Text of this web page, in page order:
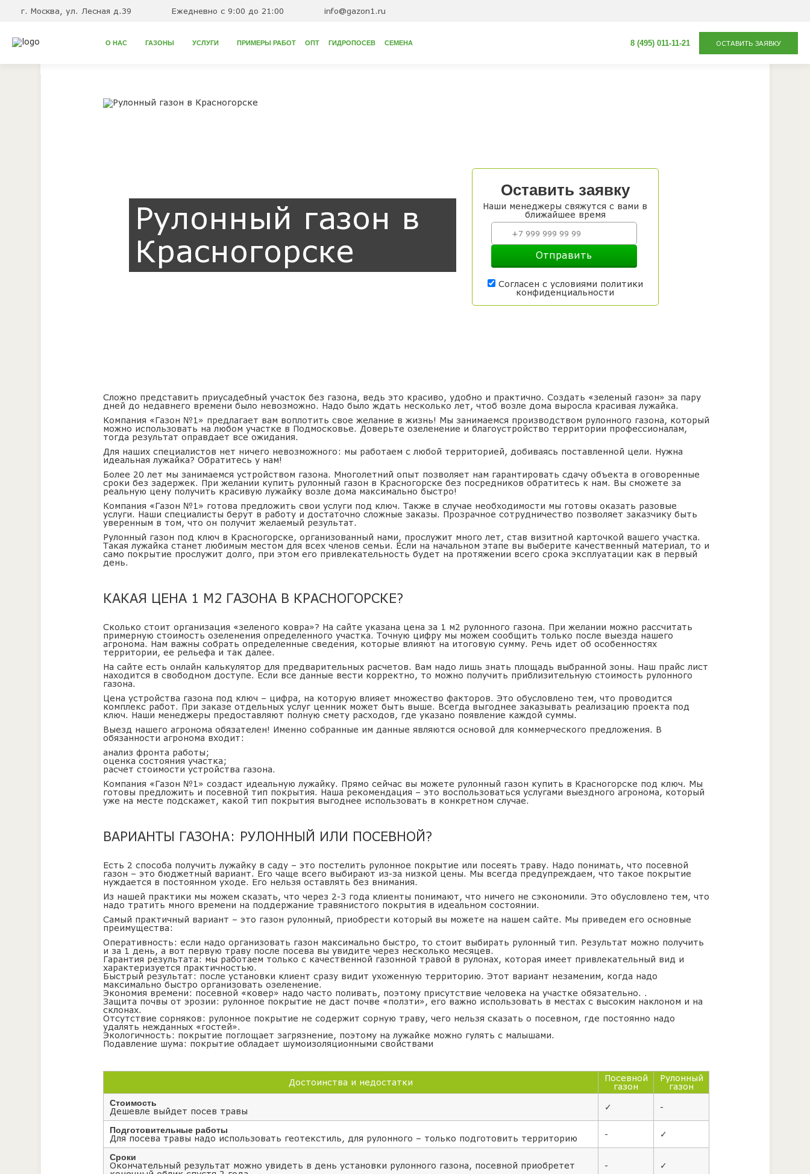
г. Москва, ул. Лесная д.39 Ежедневно с 9:00 до 21:00 info@gazon1.ru
О НАС ГАЗОНЫ УСЛУГИ ПРИМЕРЫ РАБОТ ОПТ ГИДРОПОСЕВ СЕМЕНА 8 (495) 011-11-21 ОСТАВИТЬ ЗАЯВКУ
Рулонный газон в
Красногорске
Оставить заявку
Наши менеджеры свяжутся с вами в
ближайшее время
Согласен с условиями политики
конфиденциальности
Сложно представить приусадебный участок без газона, ведь это красиво, удобно и практично. Создать «зеленый газон» за пару
дней до недавнего времени было невозможно. Надо было ждать несколько лет, чтоб возле дома выросла красивая лужайка.
Компания «Газон №1» предлагает вам воплотить свое желание в жизнь! Мы занимаемся производством рулонного газона, который
можно использовать на любом участке в Подмосковье. Доверьте озеленение и благоустройство территории профессионалам,
тогда результат оправдает все ожидания.
Для наших специалистов нет ничего невозможного: мы работаем с любой территорией, добиваясь поставленной цели. Нужна
идеальная лужайка? Обратитесь у нам!
Более 20 лет мы занимаемся устройством газона. Многолетний опыт позволяет нам гарантировать сдачу объекта в оговоренные
сроки без задержек. При желании купить рулонный газон в Красногорске без посредников обратитесь к нам. Вы сможете за
реальную цену получить красивую лужайку возле дома максимально быстро!
Компания «Газон №1» готова предложить свои услуги под ключ. Также в случае необходимости мы готовы оказать разовые
услуги. Наши специалисты берут в работу и достаточно сложные заказы. Прозрачное сотрудничество позволяет заказчику быть
уверенным в том, что он получит желаемый результат.
Рулонный газон под ключ в Красногорске, организованный нами, прослужит много лет, став визитной карточкой вашего участка.
Такая лужайка станет любимым местом для всех членов семьи. Если на начальном этапе вы выберите качественный материал, то и
само покрытие прослужит долго, при этом его привлекательность будет на протяжении всего срока эксплуатации как в первый
день.
КАКАЯ ЦЕНА 1 М2 ГАЗОНА В КРАСНОГОРСКЕ?
Сколько стоит организация «зеленого ковра»? На сайте указана цена за 1 м2 рулонного газона. При желании можно рассчитать
примерную стоимость озеленения определенного участка. Точную цифру мы можем сообщить только после выезда нашего
агронома. Нам важны собрать определенные сведения, которые влияют на итоговую сумму. Речь идет об особенностях
территории, ее рельефа и так далее.
На сайте есть онлайн калькулятор для предварительных расчетов. Вам надо лишь знать площадь выбранной зоны. Наш прайс лист
находится в свободном доступе. Если все данные вести корректно, то можно получить приблизительную стоимость рулонного
газона.
Цена устройства газона под ключ – цифра, на которую влияет множество факторов. Это обусловлено тем, что проводится
комплекс работ. При заказе отдельных услуг ценник может быть выше. Всегда выгоднее заказывать реализацию проекта под
ключ. Наши менеджеры предоставляют полную смету расходов, где указано появление каждой суммы.
Выезд нашего агронома обязателен! Именно собранные им данные являются основой для коммерческого предложения. В
обязанности агронома входит:
анализ фронта работы;
оценка состояния участка;
расчет стоимости устройства газона.
Компания «Газон №1» создаст идеальную лужайку. Прямо сейчас вы можете рулонный газон купить в Красногорске под ключ. Мы
готовы предложить и посевной тип покрытия. Наша рекомендация – это воспользоваться услугами выездного агронома, который
уже на месте подскажет, какой тип покрытия выгоднее использовать в конкретном случае.
ВАРИАНТЫ ГАЗОНА: РУЛОННЫЙ ИЛИ ПОСЕВНОЙ?
Есть 2 способа получить лужайку в саду – это постелить рулонное покрытие или посеять траву. Надо понимать, что посевной
газон – это бюджетный вариант. Его чаще всего выбирают из-за низкой цены. Мы всегда предупреждаем, что такое покрытие
нуждается в постоянном уходе. Его нельзя оставлять без внимания.
Из нашей практики мы можем сказать, что через 2-3 года клиенты понимают, что ничего не сэкономили. Это обусловлено тем, что
надо тратить много времени на поддержание травянистого покрытия в идеальном состоянии.
Самый практичный вариант – это газон рулонный, приобрести который вы можете на нашем сайте. Мы приведем его основные
преимущества:
Оперативность: если надо организовать газон максимально быстро, то стоит выбирать рулонный тип. Результат можно получить
и за 1 день, а вот первую траву после посева вы увидите через несколько месяцев.
Гарантия результата: мы работаем только с качественной газонной травой в рулонах, которая имеет привлекательный вид и
характеризуется практичностью.
Быстрый результат: после установки клиент сразу видит ухоженную территорию. Этот вариант незаменим, когда надо
максимально быстро организовать озеленение.
Экономия времени: посевной «ковер» надо часто поливать, поэтому присутствие человека на участке обязательно. .
Защита почвы от эрозии: рулонное покрытие не даст почве «ползти», его важно использовать в местах с высоким наклоном и на
склонах.
Отсутствие сорняков: рулонное покрытие не содержит сорную траву, чего нельзя сказать о посевном, где постоянно надо
удалять нежданных «гостей».
Экологичность: покрытие поглощает загрязнение, поэтому на лужайке можно гулять с малышами.
Подавление шума: покрытие обладает шумоизоляционными свойствами
Достоинства и недостатки
Посевной
газон
Рулонный
газон
Стоимость
Дешевле выйдет посев травы ✓ -
Подготовительные работы
Для посева травы надо использовать геотекстиль, для рулонного – только подготовить территорию - ✓
Сроки
Окончательный результат можно увидеть в день установки рулонного газона, посевной приобретет
- ✓